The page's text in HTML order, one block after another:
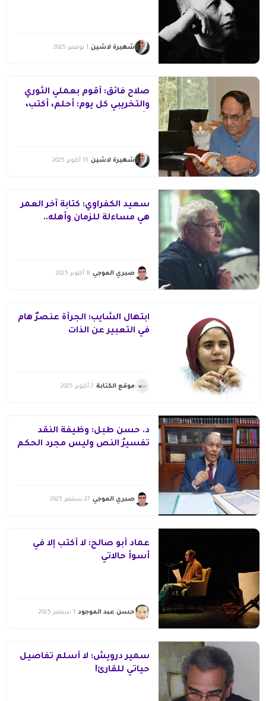
شهيرة لاشين 1 نوفمبر 2025
صلاح فائق: أقوم بعملي الثوري
والتخريبي كل يوم: أحلم، أكتب،
شهيرة لاشين 15 أكتوبر 2025
سعيد الكفراوي: كتابة آخر العمر
هي مساءلة للزمان وأهله..
صبري الموجي 8 أكتوبر 2025
ابتهال الشايب: الجرأة عنصرٌ هام
في التعبير عن الذات
موقع الكتابة 7 أكتوبر 2025
د. حسن طبل: وظيفة النّقد
تفسيرُ النص وليس مجرد الحكم
صبري الموجي 27 سبتمبر 2025
عماد أبو صالح: لا أكتب إلا في
أسوأ حالاتي
حسن عبد الموجود 1 سبتمبر 2025
سمير درويش: لا أسلم تفاصيل
حياتي للقارئ!